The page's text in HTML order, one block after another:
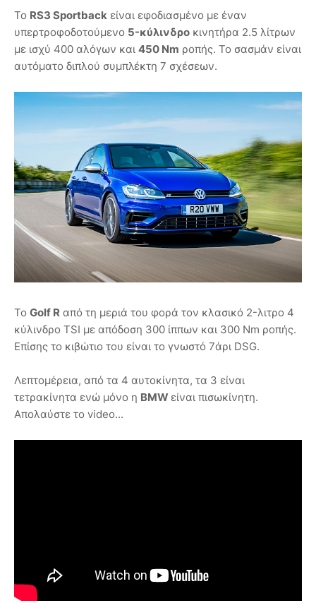
Το RS3 Sportback είναι εφοδιασμένο με έναν
υπερτροφοδοτούμενο 5-κύλινδρο κινητήρα 2.5 λίτρων
με ισχύ 400 αλόγων και 450 Nm ροπής. Το σασμάν είναι
αυτόματο διπλού συμπλέκτη 7 σχέσεων.
Το Golf R από τη μεριά του φορά τον κλασικό 2-λιτρο 4
κύλινδρο TSI με απόδοση 300 ίππων και 300 Nm ροπής.
Επίσης το κιβώτιο του είναι το γνωστό 7άρι DSG.
Λεπτομέρεια, από τα 4 αυτοκίνητα, τα 3 είναι
τετρακίνητα ενώ μόνο η BMW είναι πισωκίνητη.
Απολαύστε το video...